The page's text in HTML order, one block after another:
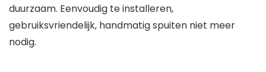
duurzaam. Eenvoudig te installeren,
gebruiksvriendelijk, handmatig spuiten niet meer
nodig.